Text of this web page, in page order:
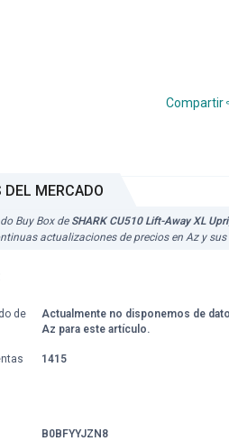
Compartir
DEL MERCADO
Buy Box de SHARK CU510 Lift-Away XL
actualizaciones de precios en Az y
de
Actualmente no disponemos de
Az para este artículo.
1415
B0BFYYJZN8